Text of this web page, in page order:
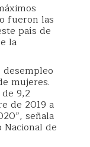
fueron las
país de
la
mujeres.
9,2
de 2019 a
señala
de